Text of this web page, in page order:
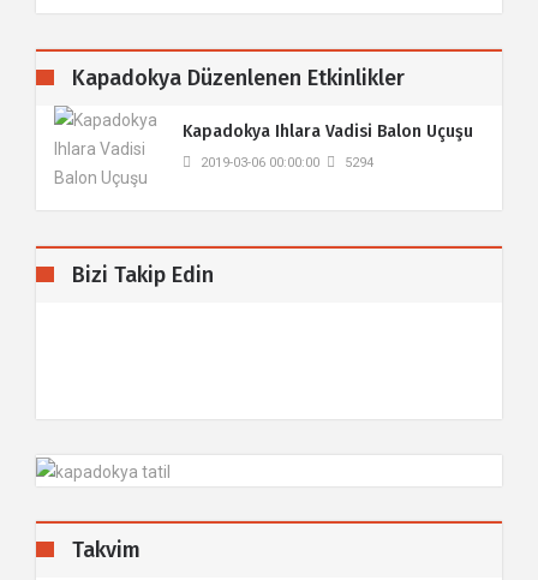
Kapadokya Düzenlenen Etkinlikler
Kapadokya Ihlara Vadisi Balon Uçuşu
2019-03-06 00:00:00 5294
Bizi Takip Edin
Takvim